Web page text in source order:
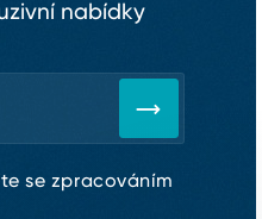
nabídky
se zpracováním